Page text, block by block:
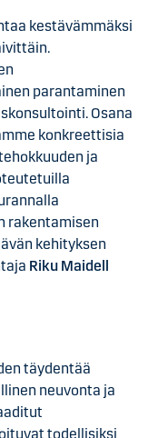
kestävämmäksi
parantaminen
Osana
konkreettisia
ja
rakentamisen
kehityksen
Riku Maidell
täydentää
neuvonta ja
todellisiksi